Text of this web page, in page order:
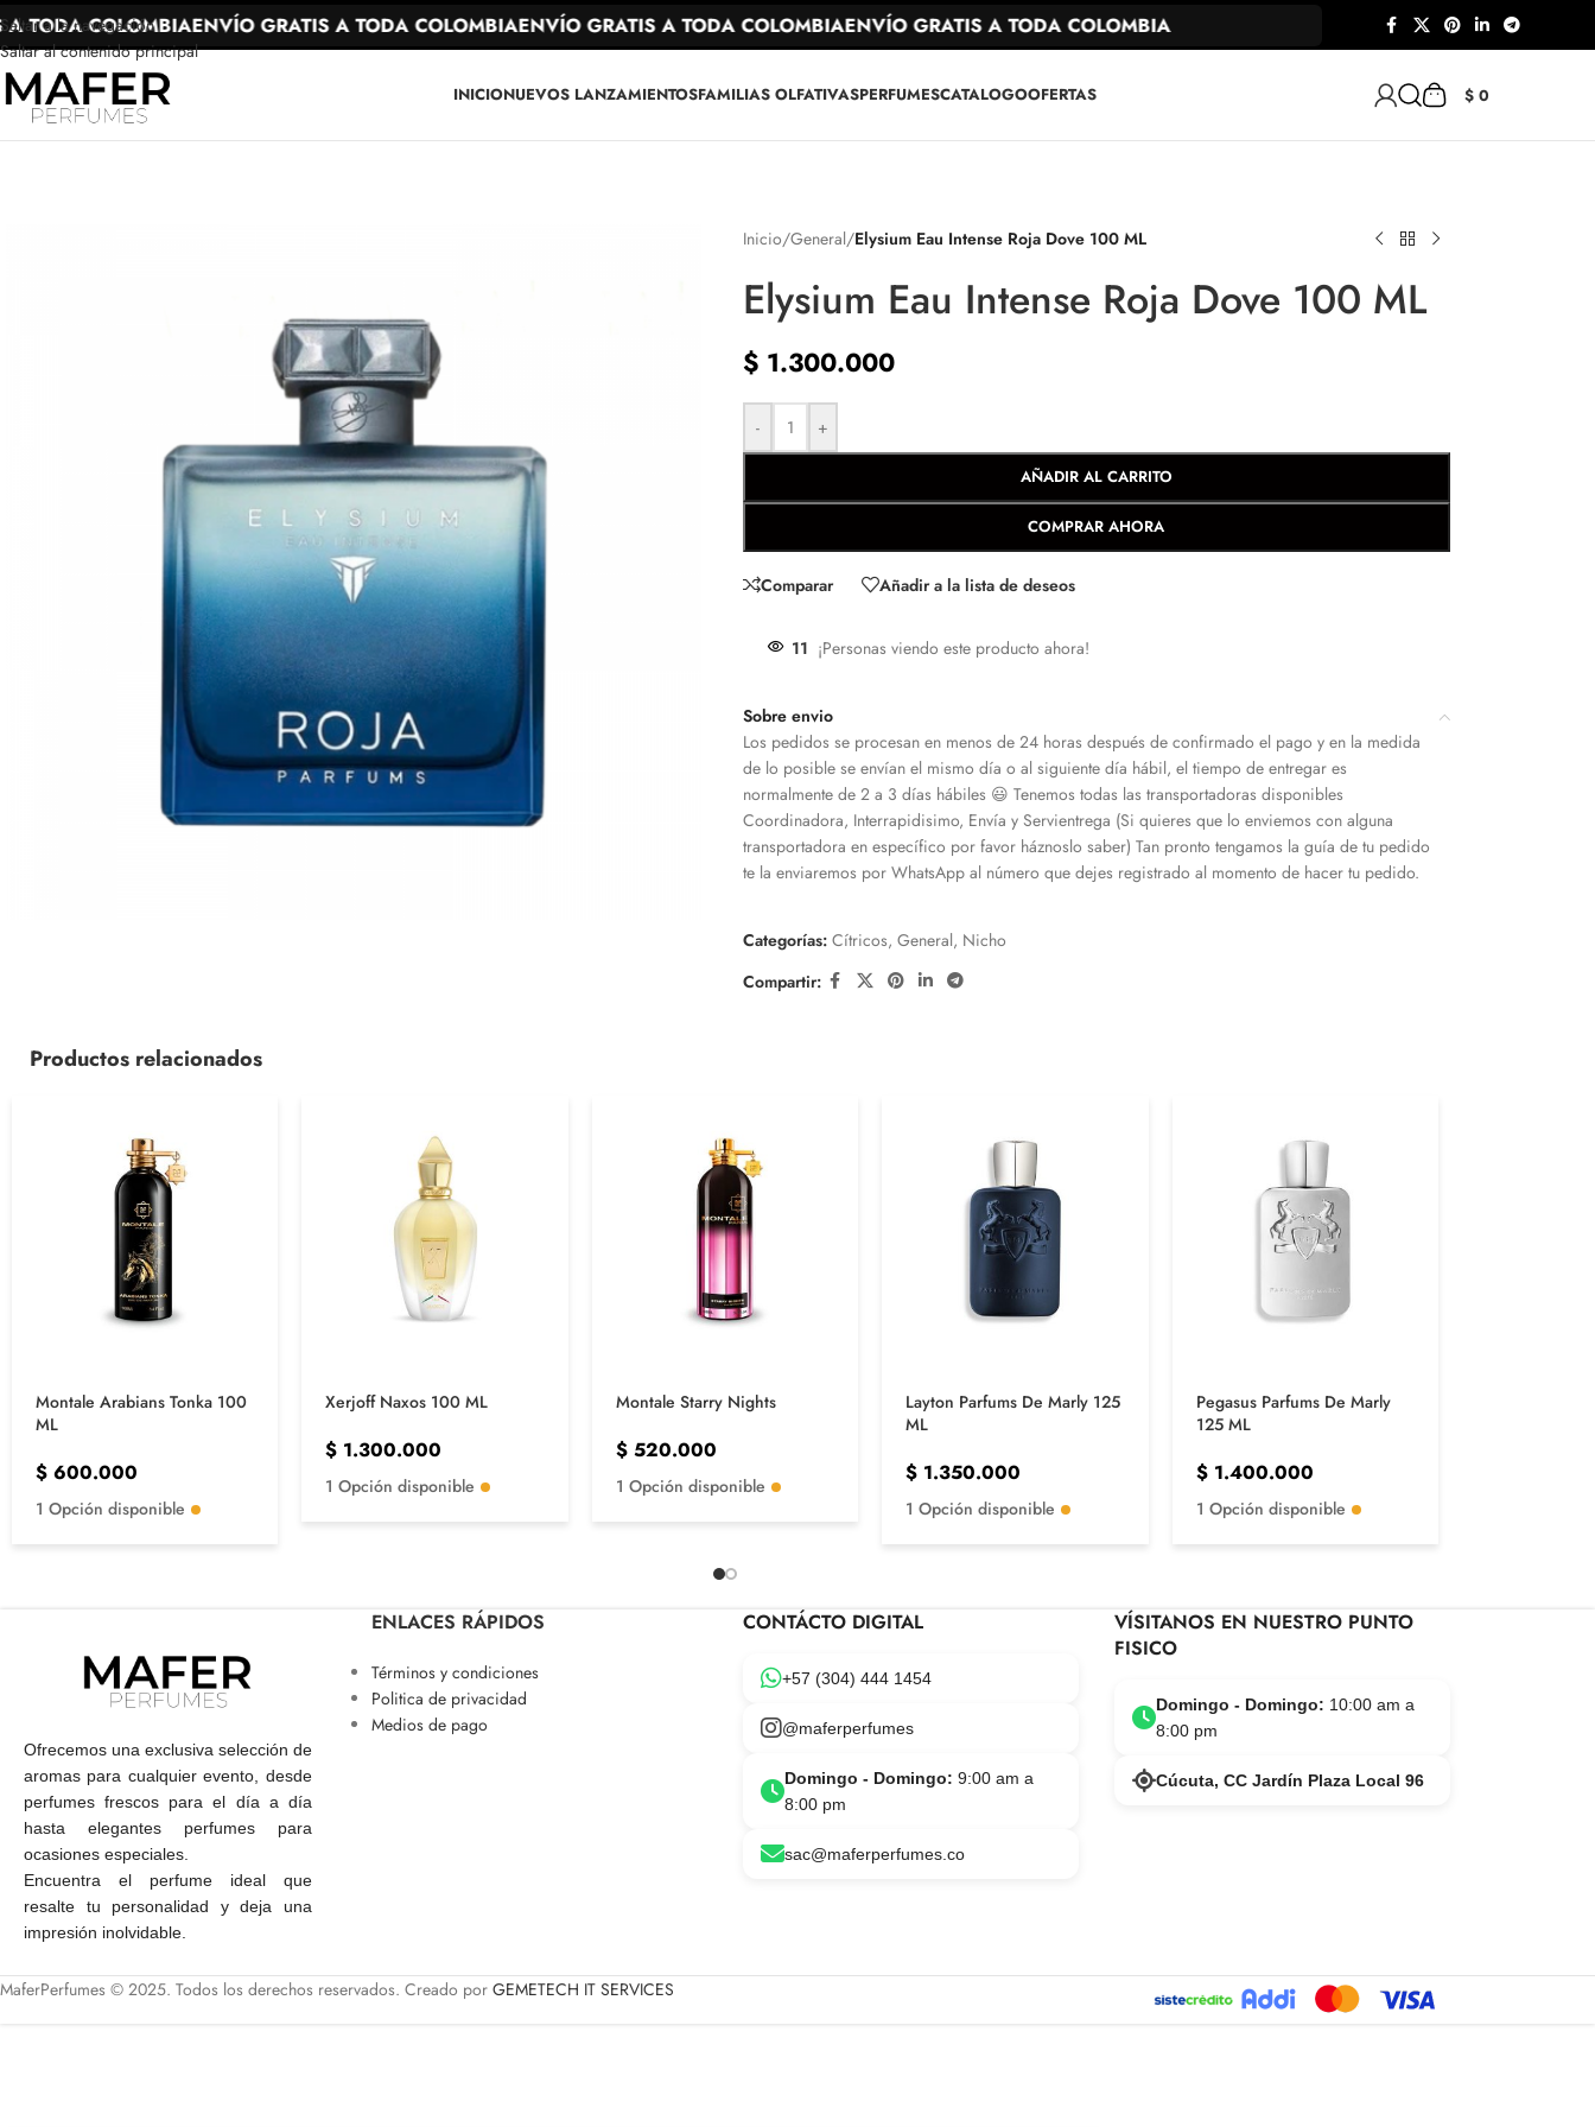
Saltar a la navegación
Saltar al contenido principal
COLOMBIAENVÍO GRATIS A TODA COLOMBIAENVÍO GRATIS A TODA COLOMBIAENVÍO GRATIS A TODA COLOMBIA
INICIONUEVOS LANZAMIENTOSFAMILIAS OLFATIVASPERFUMESCATALOGOOFERTAS $0
Inicio/General/Elysium Eau Intense Roja Dove 100 ML
Elysium Eau Intense Roja Dove 100 ML
$1.300.000
- +
AÑADIR AL CARRITO
COMPRAR AHORA
Comparar Añadir a la lista de deseos
11 ¡Personas viendo este producto ahora!
Sobre envio
Los pedidos se procesan en menos de 24 horas después de confirmado el pago y en la medida
de lo posible se envían el mismo día o al siguiente día hábil, el tiempo de entregar es
normalmente de 2 a 3 días hábiles 😃 Tenemos todas las transportadoras disponibles
Coordinadora, Interrapidisimo, Envía y Servientrega (Si quieres que lo enviemos con alguna
transportadora en específico por favor háznoslo saber) Tan pronto tengamos la guía de tu pedido
te la enviaremos por WhatsApp al número que dejes registrado al momento de hacer tu pedido.
Categorías: Cítricos, General, Nicho
Compartir:
Productos relacionados
Montale Arabians Tonka 100
ML
$ 600.000
1 Opción disponible
Xerjoff Naxos 100 ML
$ 1.300.000
1 Opción disponible
Montale Starry Nights
$520.000
1 Opción disponible
Layton Parfums De Marly 125
ML
$ 1.350.000
1 Opción disponible
Pegasus Parfums De Marly
125 ML
$1.400.000
1 Opción disponible
Ofrecemos una exclusiva selección de
aromas para cualquier evento, desde
perfumes frescos para el día a día
hasta elegantes perfumes para
ocasiones especiales.
Encuentra el perfume ideal que
resalte tu personalidad y deja una
impresión inolvidable.
ENLACES RÁPIDOS
Términos y condiciones
Politica de privacidad
Medios de pago
CONTÁCTO DIGITAL
+57 (304) 444 1454
@maferperfumes
Domingo - Domingo: 9:00 am a
8:00 pm
sac@maferperfumes.co
VÍSITANOS EN NUESTRO PUNTO
FISICO
Domingo - Domingo: 10:00 am a
8:00 pm
Cúcuta, CC Jardín Plaza Local 96
MaferPerfumes © 2025. Todos los derechos reservados. Creado por GEMETECH IT SERVICES